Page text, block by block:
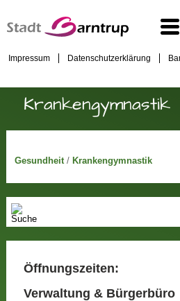
Impressum Datenschutzerklärung
Krankengymnastik
Gesundheit/ Krankengymnastik
Öffnungszeiten:
Verwaltung & Bürgerbüro